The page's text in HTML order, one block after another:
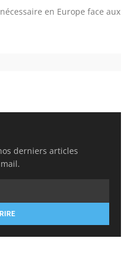
en Europe face aux
derniers articles